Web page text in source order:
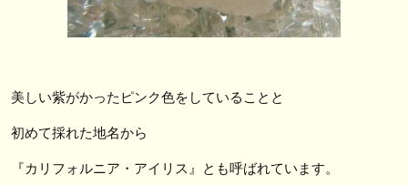
美しい紫がかったピンク色をしていることと
初めて採れた地名から
『カリフォルニア・アイリス』とも呼ばれています。